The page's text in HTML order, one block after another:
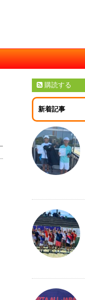
購読する
新着記事